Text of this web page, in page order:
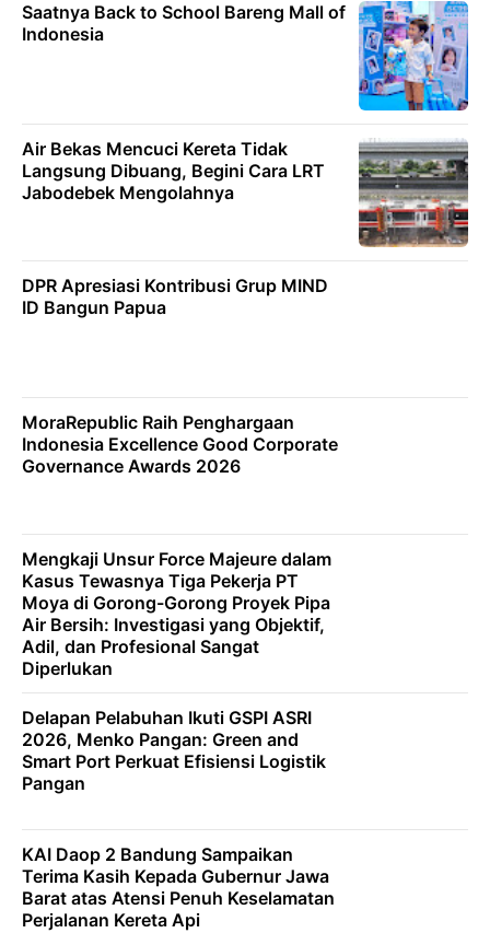
Saatnya Back to School Bareng Mall of
Indonesia
Air Bekas Mencuci Kereta Tidak
Langsung Dibuang, Begini Cara LRT
Jabodebek Mengolahnya
DPR Apresiasi Kontribusi Grup MIND
ID Bangun Papua
MoraRepublic Raih Penghargaan
Indonesia Excellence Good Corporate
Governance Awards 2026
Mengkaji Unsur Force Majeure dalam
Kasus Tewasnya Tiga Pekerja PT
Moya di Gorong-Gorong Proyek Pipa
Air Bersih: Investigasi yang Objektif,
Adil, dan Profesional Sangat
Diperlukan
Delapan Pelabuhan Ikuti GSPI ASRI
2026, Menko Pangan: Green and
Smart Port Perkuat Efisiensi Logistik
Pangan
KAI Daop 2 Bandung Sampaikan
Terima Kasih Kepada Gubernur Jawa
Barat atas Atensi Penuh Keselamatan
Perjalanan Kereta Api